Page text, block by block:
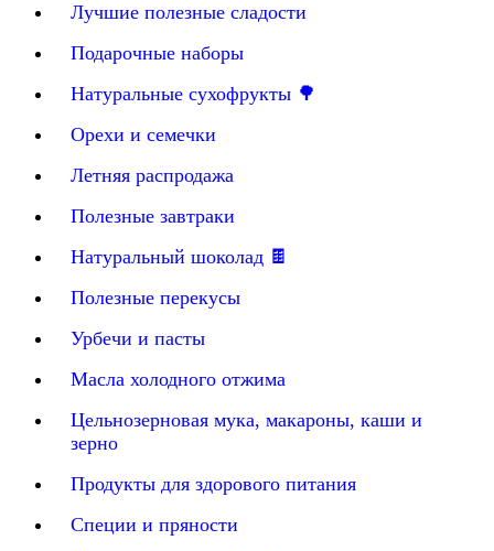
Лучшие полезные сладости
Подарочные наборы
Натуральные сухофрукты 🌳
Орехи и семечки
Летняя распродажа
Полезные завтраки
Натуральный шоколад 🍫
Полезные перекусы
Урбечи и пасты
Масла холодного отжима
Цельнозерновая мука, макароны, каши и
зерно
Продукты для здорового питания
Специи и пряности